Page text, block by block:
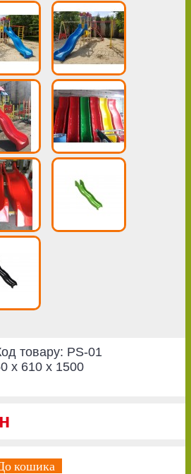
товару: PS-01
x 610 x 1500
кошика